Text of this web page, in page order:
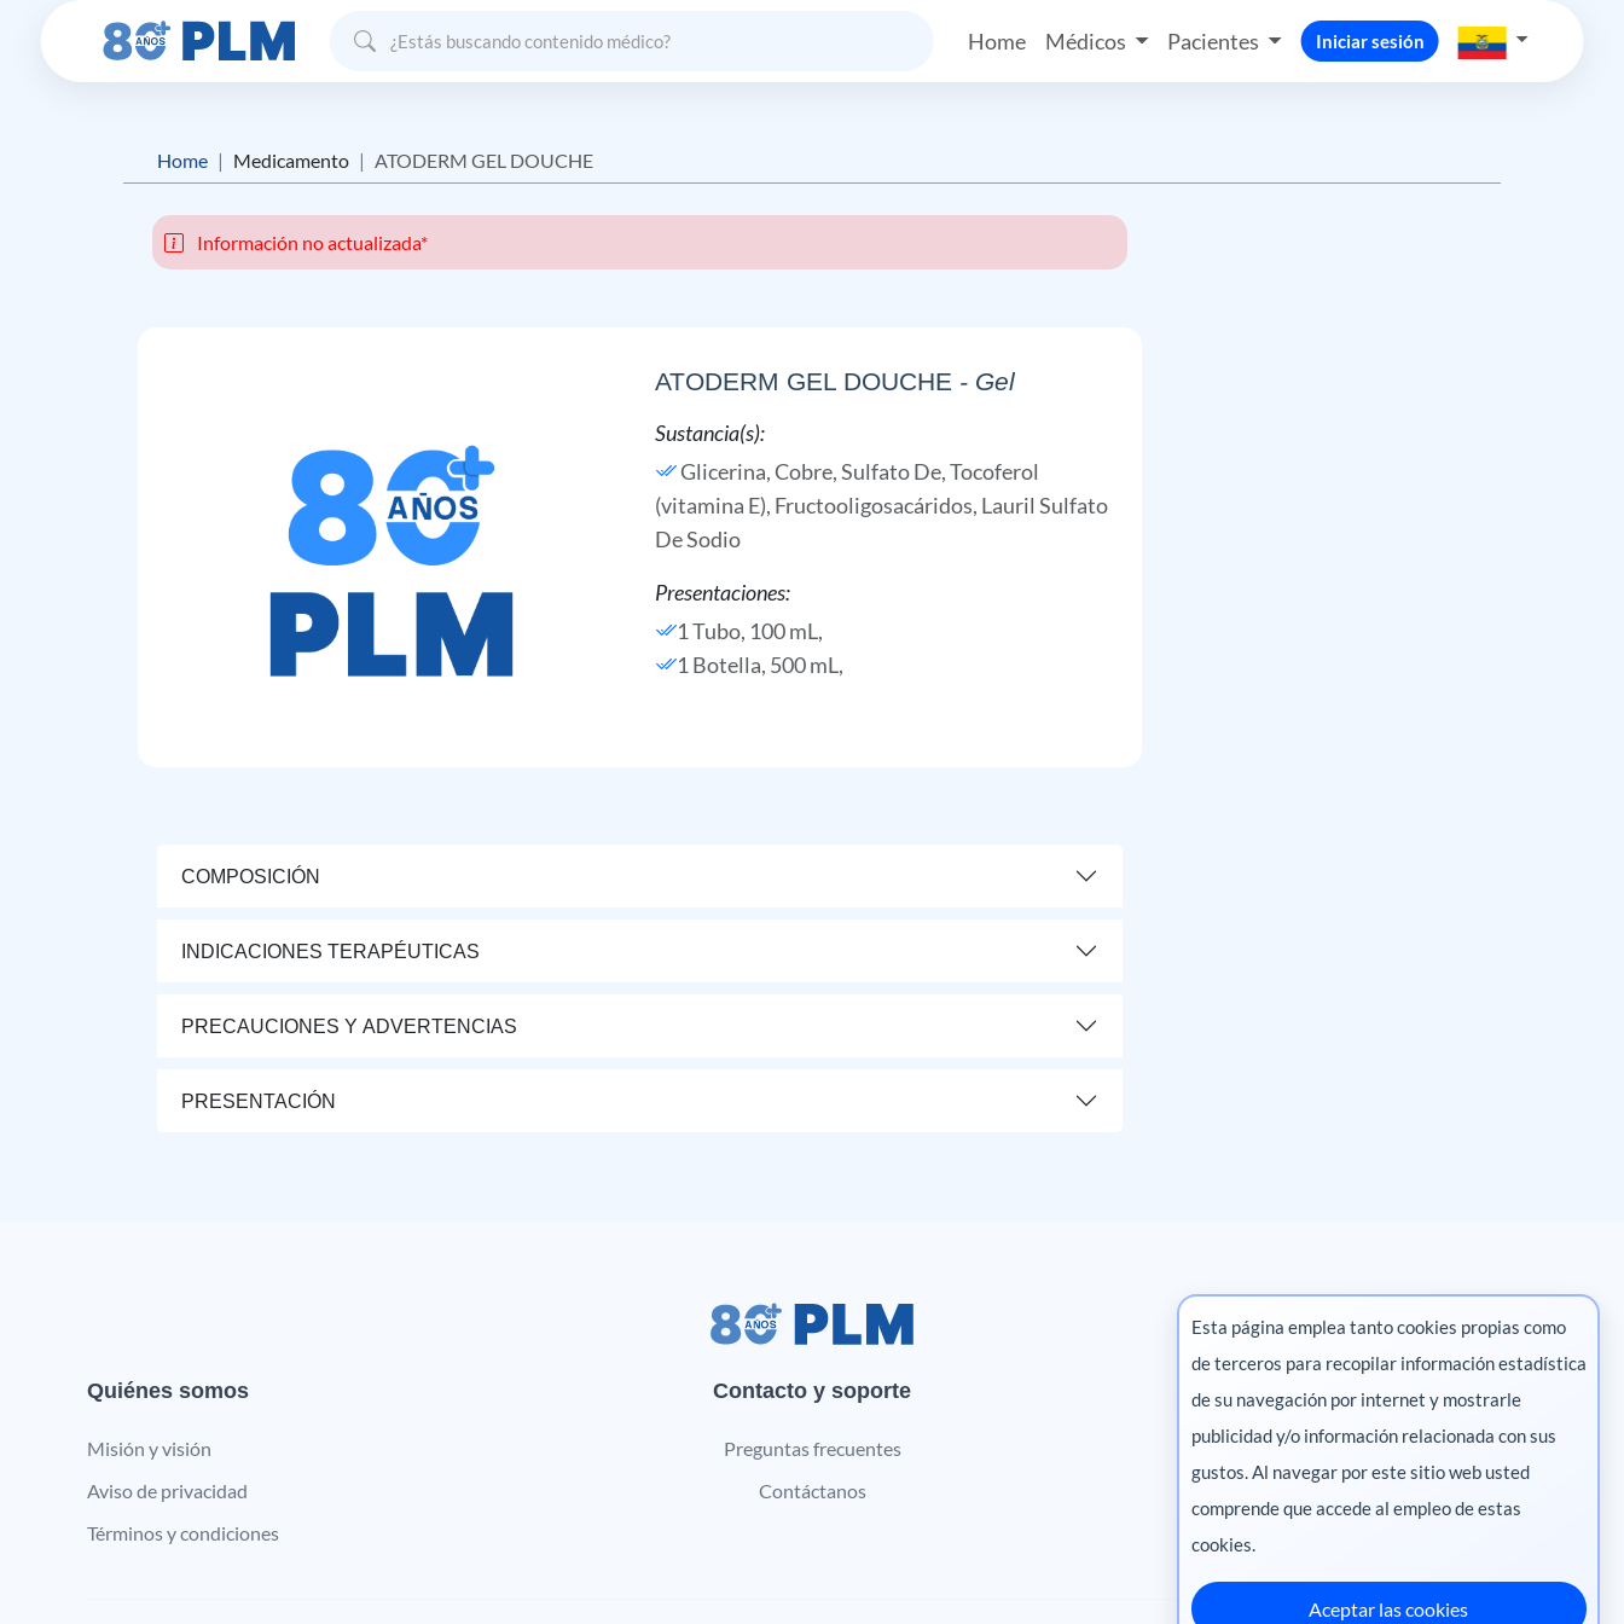
Home Médicos Pacientes Iniciar sesión
Home Medicamento ATODERM GEL DOUCHE
Información no actualizada*
ATODERM GEL DOUCHE - Gel
Sustancia(s):
Glicerina,Cobre, Sulfato De,Tocoferol
(vitamina E), Fructooligosacáridos, Lauril Sulfato
De Sodio
Presentaciones:
1 Tubo, 100 mL,
1 Botella, 500 mL,
COMPOSICIÓN
INDICACIONES TERAPÉUTICAS
PRECAUCIONES Y ADVERTENCIAS
PRESENTACIÓN
Quiénes somos
Misión y visión
Aviso de privacidad
Términos y condiciones
Contacto y soporte
Preguntas frecuentes
Contáctanos
Marketing digital
Pharma
Esta página emplea tanto cookies propias como
de terceros para recopilar información estadística
de su navegación por internet y mostrarle
publicidad y/o información relacionada con sus
gustos. Al navegar por este sitio web usted
comprende que accede al empleo de estas
cookies.
Aceptar las cookies